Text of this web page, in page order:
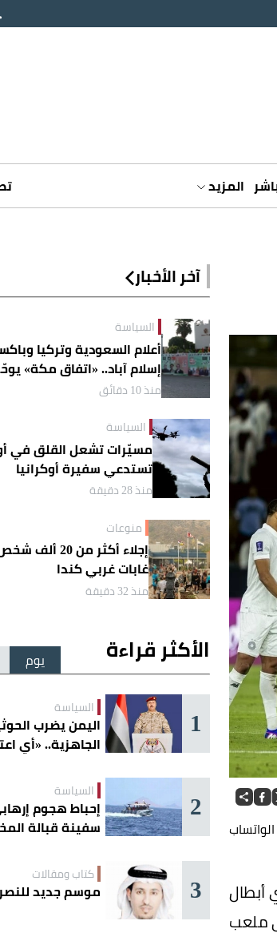
المزيد
أبطال
وذلك على ملعب
آخر الأخبار
السياسة
أعلام السعودية وتركيا
إسلام آباد.. «اتفاق مكة»
منذ 10 دقائق
السياسة
مسيّرات تشعل القلق في
تستدعي سفيرة أوكرانيا
منذ 28 دقيقة
منوعات
إجلاء أكثر
غابات غربي كندا
منذ 32 دقيقة
الأكثر قراءة يوم
1 السياسة
اليمن يضرب
الجاهزية.. «أي
2 السياسة
إحباط هجوم
سفينة قبالة
3 كتاب ومقالات
موسم جديد